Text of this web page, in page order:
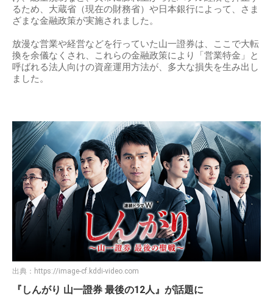
るため、大蔵省（現在の財務省）や日本銀行によって、さま
ざまな金融政策が実施されました。
放漫な営業や経営などを行っていた山一證券は、ここで大転
換を余儀なくされ、これらの金融政策により「営業特金」と
呼ばれる法人向けの資産運用方法が、多大な損失を生み出し
ました。
出典： https://image-cf.kddi-video.com
『しんがり 山一證券 最後の12人』が話題に